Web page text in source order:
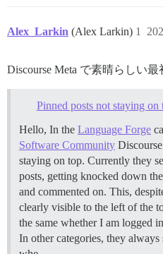
Alex_Larkin (Alex Larkin) 1
Discourse Meta で素晴らしい
Pinned posts not staying
Hello, In the Language Forge
Software Community
staying on top. Currently they
posts, getting knocked down
and commented on. This,
clearly visible to the left of the
the same whether I am logged
In other categories, they